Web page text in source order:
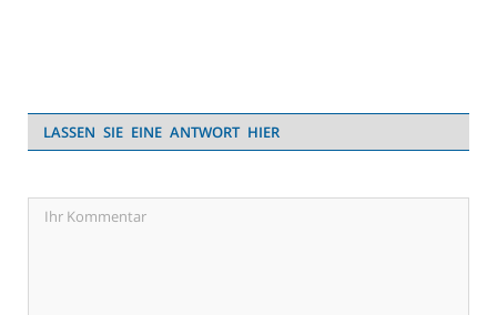
LASSEN SIE EINE ANTWORT HIER